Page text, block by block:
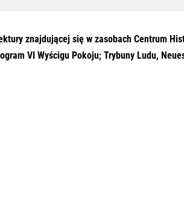
znajdującej się w zasobach Centrum
VI Wyścigu Pokoju; Trybuny Ludu,